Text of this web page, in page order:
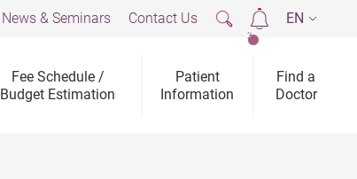
Fee Schedule /
Budget Estimation
Patient
Information
Find a
Doctor
News & Seminars Contact Us
2
EN